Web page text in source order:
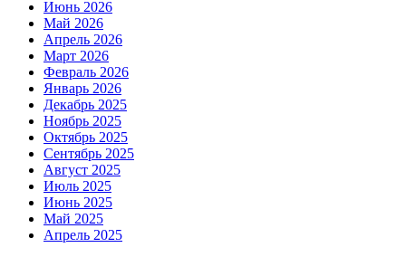
Июнь 2026
Май 2026
Апрель 2026
Март 2026
Февраль 2026
Январь 2026
Декабрь 2025
Ноябрь 2025
Октябрь 2025
Сентябрь 2025
Август 2025
Июль 2025
Июнь 2025
Май 2025
Апрель 2025